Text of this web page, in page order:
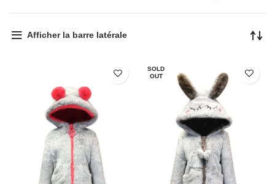
Afficher la barre latérale
SOLD
OUT